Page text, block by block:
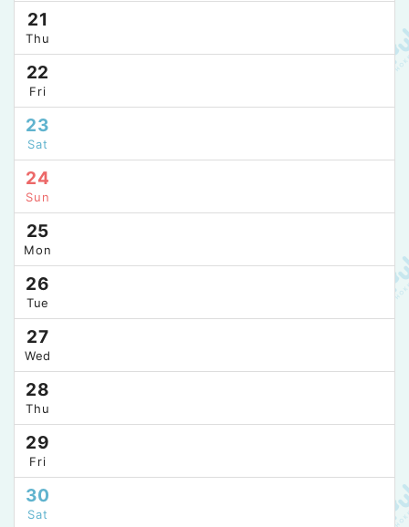
21
Thu
22
Fri
23
Sat
24
Sun
25
Mon
26
Tue
27
Wed
28
Thu
29
Fri
30
Sat